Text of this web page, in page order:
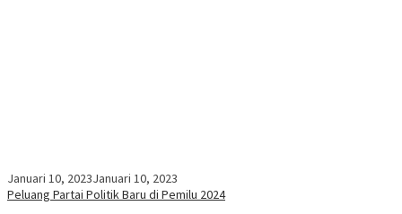
Januari 10, 2023Januari 10, 2023
Peluang Partai Politik Baru di Pemilu 2024